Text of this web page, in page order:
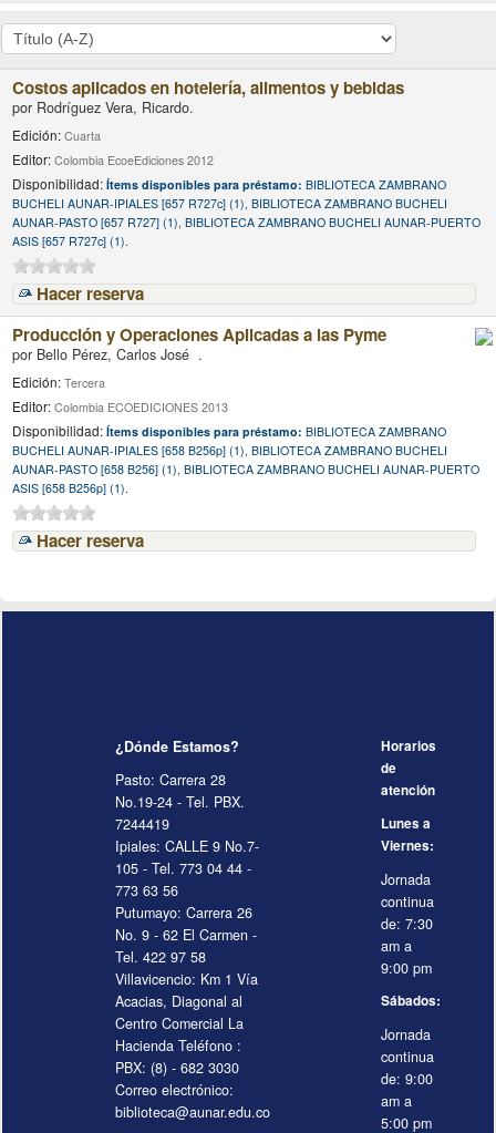
Costos aplicados en hotelería, alimentos y bebidas
por Rodríguez Vera, Ricardo.
Edición:Cuarta
Editor:Colombia EcoeEdiciones 2012
Disponibilidad:Ítems disponibles para préstamo:BIBLIOTECA ZAMBRANO
BUCHELI AUNAR-IPIALES [657 R727c] (1), BIBLIOTECA ZAMBRANO BUCHELI
AUNAR-PASTO [657 R727] (1), BIBLIOTECA ZAMBRANO BUCHELI AUNAR-PUERTO
ASIS [657 R727c] (1).
Hacer reserva
Producción y Operaciones Aplicadas a las Pyme
por Bello Pérez, Carlos José .
Edición:Tercera
Editor:Colombia ECOEDICIONES 2013
Disponibilidad:Ítems disponibles para préstamo:BIBLIOTECA ZAMBRANO
BUCHELI AUNAR-IPIALES [658 B256p] (1), BIBLIOTECA ZAMBRANO BUCHELI
AUNAR-PASTO [658 B256] (1), BIBLIOTECA ZAMBRANO BUCHELI AUNAR-PUERTO
ASIS [658 B256p] (1).
Hacer reserva
¿Dónde Estamos?
Pasto: Carrera 28
No.19-24 - Tel. PBX.
7244419
Ipiales: CALLE 9 No.7-
105 - Tel. 773 04 44 -
773 63 56
Putumayo: Carrera 26
No. 9 - 62 El Carmen -
Tel. 422 97 58
Villavicencio: Km 1 Vía
Acacias, Diagonal al
Centro Comercial La
Hacienda Teléfono :
PBX: (8) - 682 3030
Correo electrónico:
biblioteca@aunar.edu.co
Horarios
de
atención
Lunes a
Viernes:
Jornada
continua
de: 7:30
am a
9:00 pm
Sábados:
Jornada
continua
de: 9:00
am a
5:00 pm